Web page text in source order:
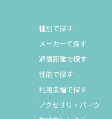
種別で探す
メーカーで探す
通信距離で探す
性能で探す
利用業種で探す
アクセサリ・パーツ